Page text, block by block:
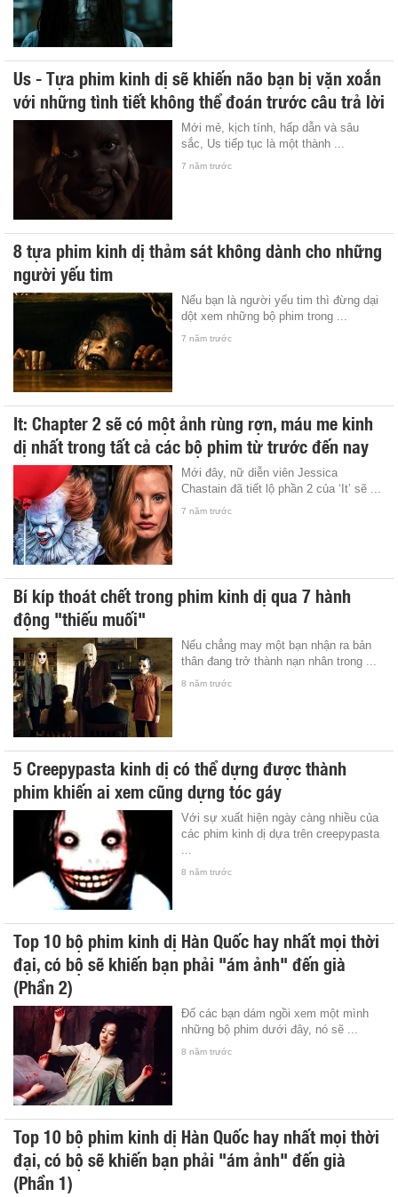
Us - Tựa phim kinh dị sẽ khiến não bạn bị vặn xoắn
với những tình tiết không thể đoán trước câu trả lời
Mới mẻ, kịch tính, hấp dẫn và sâu
sắc, Us tiếp tục là một thành ...
7 năm trước
8 tựa phim kinh dị thảm sát không dành cho những
người yếu tim
Nếu bạn là người yếu tim thì đừng dại
dột xem những bộ phim trong ...
7 năm trước
It: Chapter 2 sẽ có một ảnh rùng rợn, máu me kinh
dị nhất trong tất cả các bộ phim từ trước đến nay
Mới đây, nữ diễn viên Jessica
Chastain đã tiết lộ phần 2 của ‘It’ sẽ ...
7 năm trước
Bí kíp thoát chết trong phim kinh dị qua 7 hành
động "thiếu muối"
Nếu chẳng may một bạn nhận ra bản
thân đang trở thành nạn nhân trong ...
8 năm trước
5 Creepypasta kinh dị có thể dựng được thành
phim khiến ai xem cũng dựng tóc gáy
Với sự xuất hiện ngày càng nhiều của
các phim kinh dị dựa trên creepypasta
...
8 năm trước
Top 10 bộ phim kinh dị Hàn Quốc hay nhất mọi thời
đại, có bộ sẽ khiến bạn phải "ám ảnh" đến già
(Phần 2)
Đố các bạn dám ngồi xem một mình
những bộ phim dưới đây, nó sẽ ...
8 năm trước
Top 10 bộ phim kinh dị Hàn Quốc hay nhất mọi thời
đại, có bộ sẽ khiến bạn phải "ám ảnh" đến già
(Phần 1)